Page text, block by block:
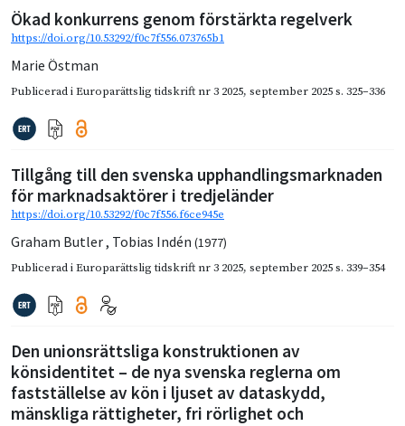
Ökad konkurrens genom förstärkta regelverk
https://doi.org/10.53292/f0c7f556.073765b1
Marie Östman
Publicerad iEuroparättslig tidskrift nr 3 2025, september 2025s. 325–336
Tillgång till den svenska upphandlingsmarknaden
för marknadsaktörer i tredjeländer
https://doi.org/10.53292/f0c7f556.f6ce945e
Graham Butler, Tobias Indén (1977)
Publicerad iEuroparättslig tidskrift nr 3 2025, september 2025s. 339–354
Den unionsrättsliga konstruktionen av
könsidentitet – de nya svenska reglerna om
fastställelse av kön i ljuset av dataskydd,
mänskliga rättigheter, fri rörlighet och